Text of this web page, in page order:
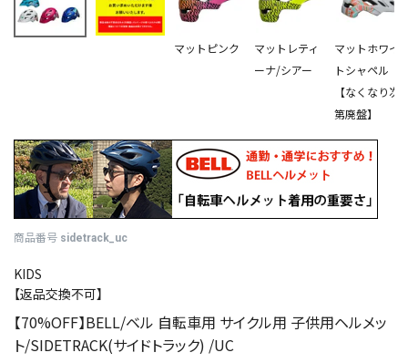
マットピンク
マットレティ
ーナ/シアー
マットホワイ
トシャペル
【なくなり次
第廃盤】
商品番号 sidetrack_uc
KIDS
【返品交換不可】
【70%OFF】BELL/ベル 自転車用 サイクル用 子供用ヘルメッ
ト/SIDETRACK(サイドトラック) /UC